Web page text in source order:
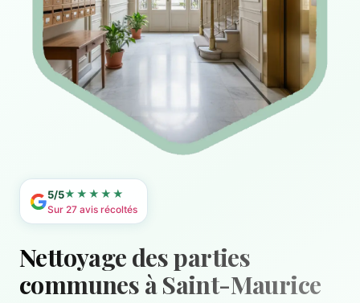
5/5★★★★★
Sur 27 avis récoltés
Nettoyage des parties
communes à Saint-Maurice